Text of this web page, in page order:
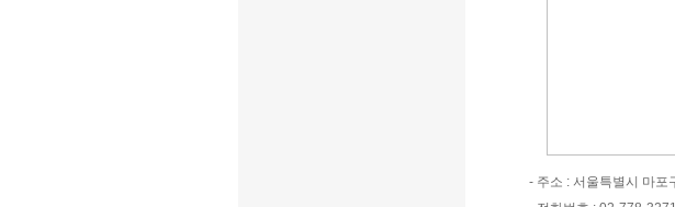
- 주소 : 서울특별시 마포